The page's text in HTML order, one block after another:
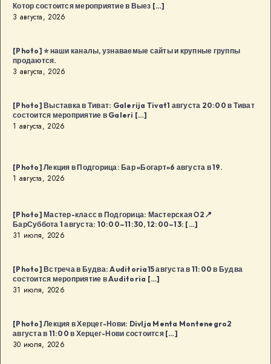
Котор состоится мероприятие в Выез […]
3 августа, 2026
[Photo] ⭐️ наши каналы, узнаваемые сайты и крупные группы
продаются.
3 августа, 2026
[Photo] Выставка в Тиват: Galerija Tivat1 августа 20:00 в Тиват
состоится мероприятие в Galeri […]
1 августа, 2026
[Photo] Лекция в Подгорица: Бар «Богарт»6 августа в 19.
1 августа, 2026
[Photo] Мастер-класс в Подгорица: Мастерская О2📍
БарСуббота 1 августа: 10:00–11:30, 12:00–13: […]
31 июля, 2026
[Photo] Встреча в Будва: Auditoria15 августа в 11:00 в Будва
состоится мероприятие в Auditoria […]
31 июля, 2026
[Photo] Лекция в Херцег-Нови: Divlja Menta Montenegro2
августа в 11:00 в Херцег-Нови состоится […]
30 июля, 2026